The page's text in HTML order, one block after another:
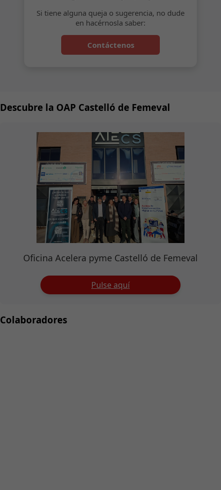
Si tiene alguna queja o sugerencia, no dude
en hacérnosla saber:
Contáctenos
Descubre la OAP Castelló de Femeval
Oficina Acelera pyme Castelló de Femeval
Pulse aquí
Colaboradores